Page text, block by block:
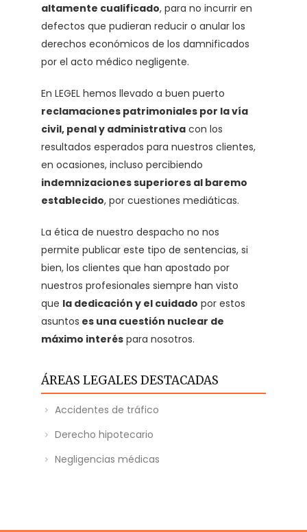
altamente cualificado, para no incurrir en
defectos que pudieran reducir o anular los
derechos económicos de los damnificados
por el acto médico negligente.
En LEGEL hemos llevado a buen puerto
reclamaciones patrimoniales por la vía
civil, penal y administrativacon los
resultados esperados para nuestros clientes,
en ocasiones, incluso percibiendo
indemnizaciones superiores al baremo
establecido, por cuestiones mediáticas.
La ética de nuestro despacho no nos
permite publicar este tipo de sentencias, si
bien, los clientes que han apostado por
nuestros profesionales siempre han visto
que la dedicación y el cuidado por estos
asuntos es una cuestión nuclear de
máximo interéspara nosotros.
ÁREAS LEGALES DESTACADAS
Accidentes de tráfico
Derecho hipotecario
Negligencias médicas